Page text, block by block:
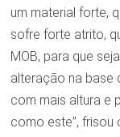
um material forte,
sofre forte atrito,
MOB, para que
alteração na base
com mais altura e
como este”, frisou